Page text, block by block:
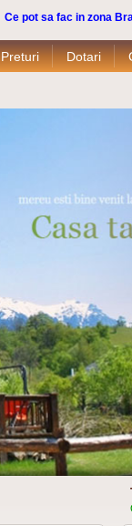
Ce pot sa fac in zona
Preturi Dotari